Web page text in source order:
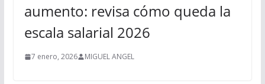
aumento: revisa cómo queda la
escala salarial 2026
7 enero, 2026 MIGUEL ANGEL